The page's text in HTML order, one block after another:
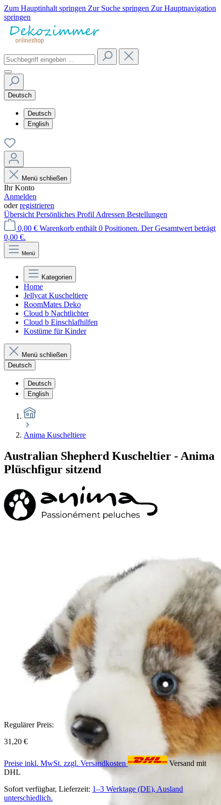
Zum Hauptinhalt springen Zur Suche springen Zur Hauptnavigation
springen
Deutsch
Deutsch
English
Menü schließen
Ihr Konto
Anmelden
oderregistrieren
Übersicht Persönliches Profil Adressen Bestellungen
0,00 € Warenkorb enthält 0 Positionen. Der Gesamtwert beträgt
0,00 €.
Menü
Kategorien
Home
Jellycat Kuscheltiere
RoomMates Deko
Cloud b Nachtlichter
Cloud b Einschlafhilfen
Kostüme für Kinder
Menü schließen
Deutsch
Deutsch
English
Anima Kuscheltiere
Australian Shepherd Kuscheltier - Anima
Plüschfigur sitzend
Regulärer Preis:
31,20 €
Preise inkl. MwSt. zzgl. Versandkosten
Versand mit
DHL
Sofort verfügbar, Lieferzeit: 1–3 Werktage (DE), Ausland
unterschiedlich.